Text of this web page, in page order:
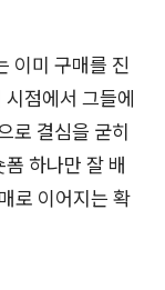
이미 구매를 진
점에서 그들에
로 결심을 굳히
하나만 잘 배
로 이어지는 확